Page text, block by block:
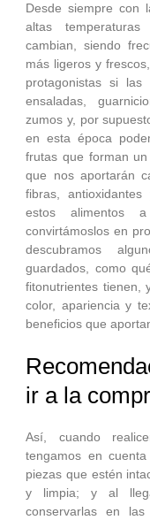
Desde siempre con
altas
cambian, siendo
más ligeros y
protagonistas si
ensaladas,
zumos y, por
en esta época
frutas que forman
que nos aportarán
fibras,
estos alimentos
convirtámoslos en
descubramos
guardados, como
fitonutrientes tienen,
color, apariencia y
beneficios que
ir a la
Así, cuando
tengamos en
piezas que estén
y limpia; y al
conservarlas en